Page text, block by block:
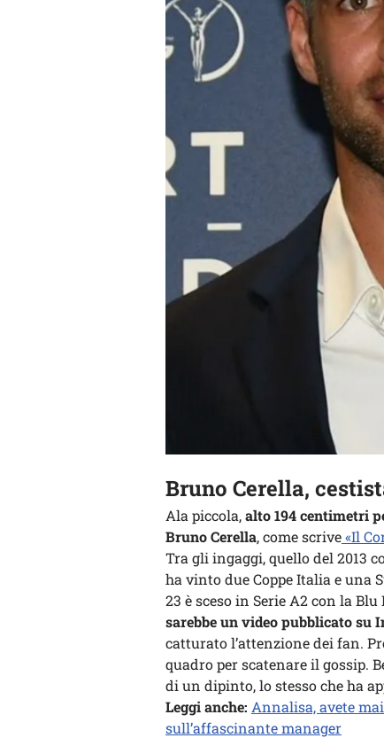
Bruno Cerella,
Ala piccola,alto 194 centimetri
Bruno Cerella, come scrive«Il
Tra gli ingaggi, quello del 2013
ha vinto due Coppe Italia e una
23 è sceso in Serie A2 con la
sarebbe un video pubblicato su
catturato l’attenzione dei fan.
quadro per scatenare il gossip.
di un dipinto, lo stesso che ha
Leggi anche: Annalisa, avete
sull’affascinante manager